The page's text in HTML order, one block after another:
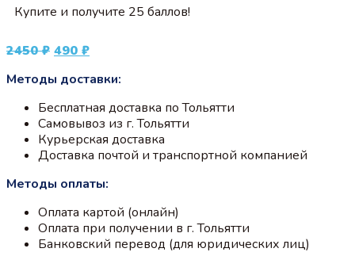
Купите и получите 25 баллов!
2450₽ Первоначальная
составляла
490 ₽Текущая
490 ₽.
Методы доставки:
Бесплатная доставка по Тольятти
Самовывоз из г. Тольятти
Курьерская доставка
Доставка почтой и транспортной компанией
Методы оплаты:
Оплата картой (онлайн)
Оплата при получении в г. Тольятти
Банковский перевод (для юридических лиц)